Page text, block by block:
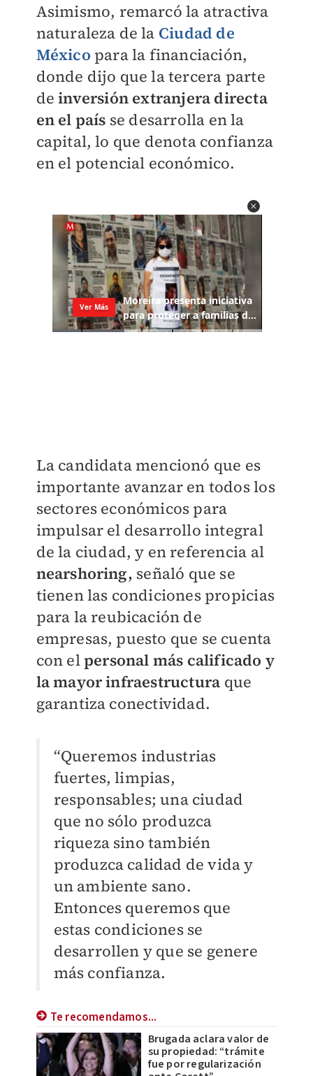
Asimismo, remarcó la atractiva
naturaleza de la Ciudad de
México para la financiación,
donde dijo que la tercera parte
deinversión extranjera directa
en el país se desarrolla en la
capital, lo que denota confianza
en el potencial económico.
La candidata mencionó que es
importante avanzar en todos los
sectores económicos para
impulsar el desarrollo integral
de la ciudad, y en referencia al
nearshoring, señaló que se
tienen las condiciones propicias
para la reubicación de
empresas, puesto que se cuenta
con elpersonal más calificado y
la mayor infraestructura que
garantiza conectividad.
“Queremos industrias
fuertes, limpias,
responsables; una ciudad
que no sólo produzca
riqueza sino también
produzca calidad de vida y
un ambiente sano.
Entonces queremos que
estas condiciones se
desarrollen y que se genere
más confianza.
Te recomendamos...
Brugada aclara valor de
su propiedad: “trámite
fue por regularización